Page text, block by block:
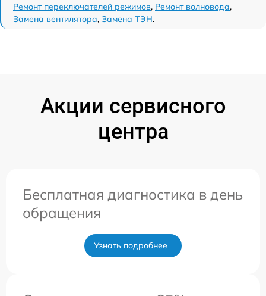
Ремонт переключателей режимов, Ремонт волновода,
Замена вентилятора, Замена ТЭН.
Акции сервисного
центра
Бесплатная диагностика в день
обращения
Узнать подробнее